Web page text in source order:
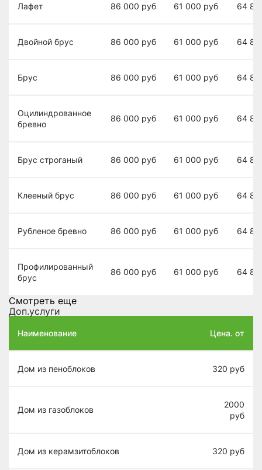
Лафет 86 000 руб 61 000 руб 64
Двойной брус 86 000 руб 61 000 руб 64
Брус 86 000 руб 61 000 руб 64
Оцилиндрованное
бревно
86 000 руб 61 000 руб 64
Брус строганый 86 000 руб 61 000 руб 64
Клееный брус 86 000 руб 61 000 руб 64
Рубленое бревно 86 000 руб 61 000 руб 64
Профилированный
брус
86 000 руб 61 000 руб 64
Смотреть еще
Доп.услуги
Наименование Цена. от
Дом из пеноблоков 320 руб
Дом из газоблоков
2000
руб
Дом из керамзитоблоков 320 руб